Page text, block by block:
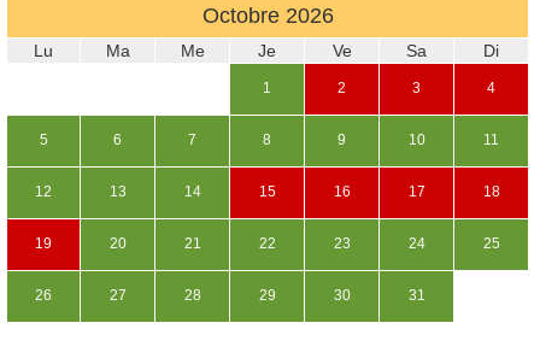
Octobre 2026
Lu Ma Me Je Ve Sa Di
1 2 3 4
5 6 7 8 9 10 11
12 13 14 15 16 17 18
19 20 21 22 23 24 25
26 27 28 29 30 31